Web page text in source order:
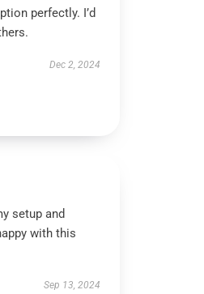
perfectly. I’d
Dec 2, 2024
setup and
with this
Sep 13, 2024